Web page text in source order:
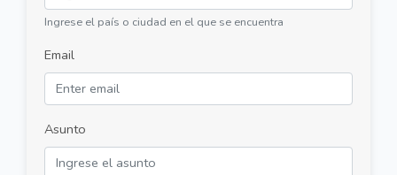
Ingrese el país o ciudad en el que se encuentra
Email
Asunto